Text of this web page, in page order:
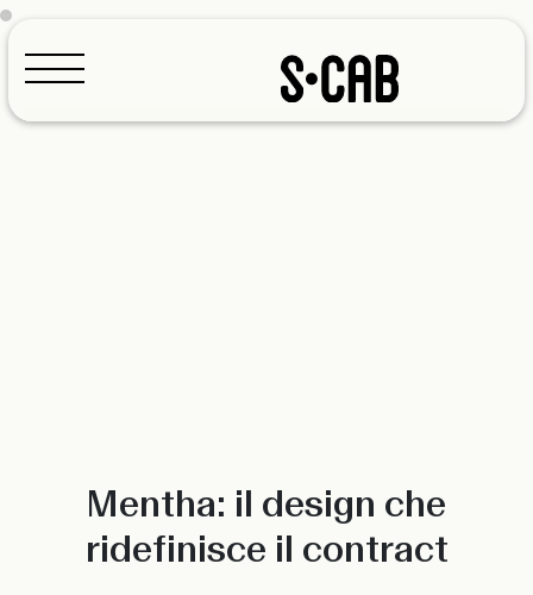
Mentha: il design che
ridefinisce il contract